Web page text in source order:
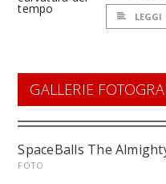
LEGGI
GALLERIE
SpaceBalls The
FOTO